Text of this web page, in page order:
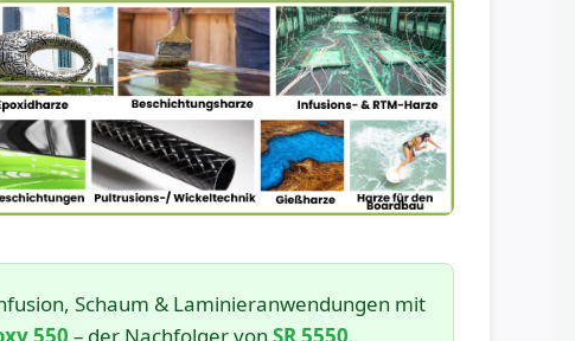
Schaum & Laminieranwendungen mit